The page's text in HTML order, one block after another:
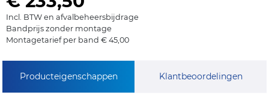
Incl. BTW en afvalbeheersbijdrage
Bandprijs zonder montage
Montagetarief per band € 45,00
Producteigenschappen Klantbeoordelingen